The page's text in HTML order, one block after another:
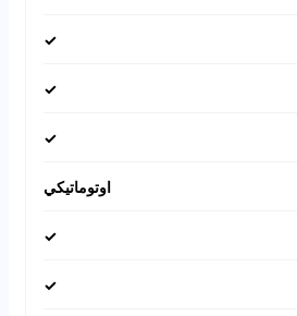
✓
✓
✓
اوتوماتيكي
✓
✓